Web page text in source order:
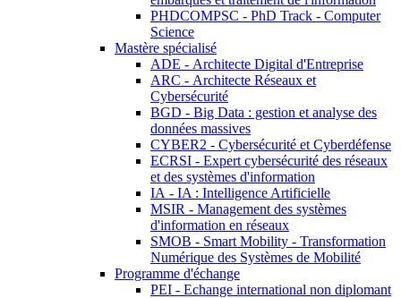
PHDCOMPSC - PhD Track - Computer
Science
Mastère spécialisé
ADE - Architecte Digital d'Entreprise
ARC - Architecte Réseaux et
Cybersécurité
BGD - Big Data : gestion et analyse des
données massives
CYBER2 - Cybersécurité et Cyberdéfense
ECRSI - Expert cybersécurité des réseaux
et des systèmes d'information
IA - IA : Intelligence Artificielle
MSIR - Management des systèmes
d'information en réseaux
SMOB - Smart Mobility - Transformation
Numérique des Systèmes de Mobilité
Programme d'échange
PEI - Echange international non diplomant